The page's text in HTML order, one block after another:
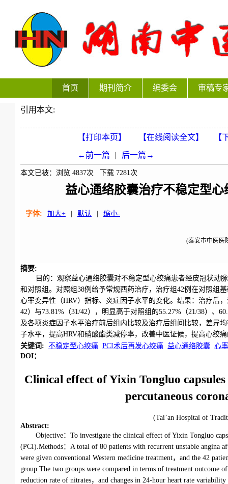
首页 期刊简介 编委会 审稿专
引用本文:
【打印本页】 【在线阅读全文】 【
←前一篇 | 后一篇→
本文已被：浏览 4837次 下载 7281次
益心通络胶囊治疗不稳定型
字体: 加大+ 默认 缩小-
(泰安市中医医
摘要:
目的：观察益心通络胶囊对不稳定型心绞痛患者经皮冠状动
和对照组。对照组38例给予常规西药治疗，治疗组42例在对照组
心率变异性（HRV）指标、炎症因子水平的变化。结果：治疗后
42）与73.81%（31/42），明显高于对照组的55.27%（21/38）、
及各项炎症因子水平治疗前后组内比较及治疗后组间比较，差异
子水平，提高HRV和硝酸酯类减停率，改善中医证候，提高心绞
关键词 : 不稳定型心绞痛 PCI术后再发心绞痛 益心通络胶囊 心
DOI：
Clinical effect of Yixin Tongluo
percutaneous
(Tai’an Hospital of
Abstract:
Objective：To investigate the clinical effect of Yixin Tongluo
(PCI).Methods：A total of 80 patients with recurrent unstable angina
were given conventional Western medicine treatment，and the 42
group.The two groups were compared in terms of treatment outcome
reduction rate of nitrates，and changes in 24-hour heart rate